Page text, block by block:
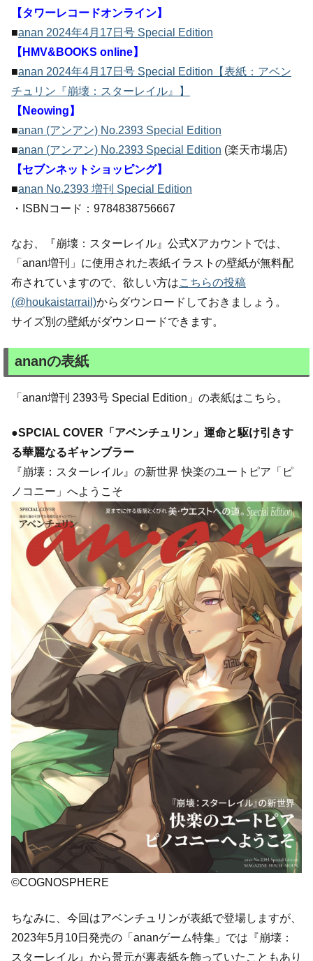
【タワーレコードオンライン】
■anan 2024年4月17日号 Special Edition
【HMV&BOOKS online】
■anan 2024年4月17日号 Special Edition【表紙：アベン
チュリン『崩壊：スターレイル』】
【Neowing】
■anan (アンアン) No.2393 Special Edition
■anan (アンアン) No.2393 Special Edition (楽天市場店)
【セブンネットショッピング】
■anan No.2393 増刊 Special Edition
・ISBNコード：9784838756667
なお、『崩壊：スターレイル』公式Xアカウントでは、
「anan増刊」に使用された表紙イラストの壁紙が無料配
布されていますので、欲しい方はこちらの投稿
(@houkaistarrail)からダウンロードしておきましょう。
サイズ別の壁紙がダウンロードできます。
ananの表紙
「anan増刊 2393号 Special Edition」の表紙はこちら。
●SPCIAL COVER「アベンチュリン」運命と駆け引きす
る華麗なるギャンブラー
『崩壊：スターレイル』の新世界 快楽のユートピア「ピ
ノコニー」へようこそ
©COGNOSPHERE
ちなみに、今回はアベンチュリンが表紙で登場しますが、
2023年5月10日発売の「ananゲーム特集」では『崩壊：
スターレイル』から景元が裏表紙を飾っていたこともあり